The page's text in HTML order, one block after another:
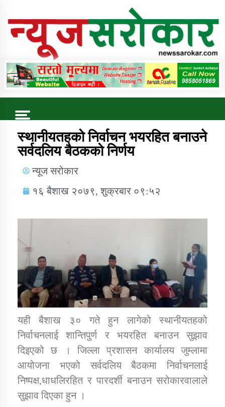
Online News Portal
Trending Now
कुषि बिकास कार्यालय जुम्ला सुचना सन्देश
डिभिजन कार्यालय जुम्लाको सुचना सन्देश
सामाजिक बिकास कार्यालय जुम्लाकाे सुचना
स्थानीयतहको निर्वाचन भयरहित बनाउने
सर्वदलिय बैठकको निर्णय
न्यूज सरोकार
१६ बैशाख २०७९, शुक्रबार ०९:५२
यही बैशाख ३० गते हुन लागेको स्थानीयतहको
निर्वाचनलाई शान्तिपुर्ण र भयरहित बनाउन सुझाव
दिइएको छ । जिल्ला प्रशासन कार्यालय जुम्लामा
आयोजना भएको सर्वदलिय बैठकमा निर्वाचनलाई
निष्पक्ष,धाधलिरहित र पारदर्शी बनाउन सरोकारवालाले
सुझाव दिएका हुन ।